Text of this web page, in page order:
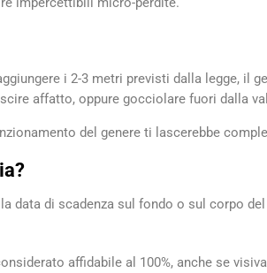
i 2-3 metri previsti dalla legge, il
affatto, oppure gocciolare fuori dalla
del genere ti lascerebbe
data di scadenza sul fondo o sul corpo
affidabile al 100%, anche se